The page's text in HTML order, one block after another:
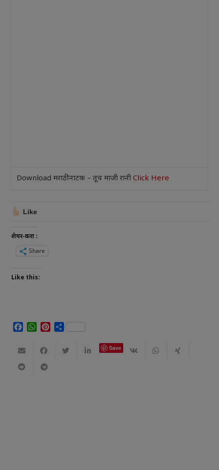
Download मराठी नाटक – तूच माजी रानी Click Here
Like
शेयर-करा :
Share
Like this:
Facebook
WhatsApp
Pinterest
Share
Save